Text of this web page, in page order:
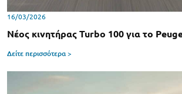
16/03/2026
Νέος κινητήρας Turbo 100 για το
Δείτε περισσότερα >